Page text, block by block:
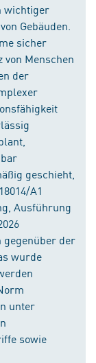
wichtiger
Gebäuden.
sicher
Menschen
der
geschieht,
A1
Ausführung
der
wurde
unter
sowie